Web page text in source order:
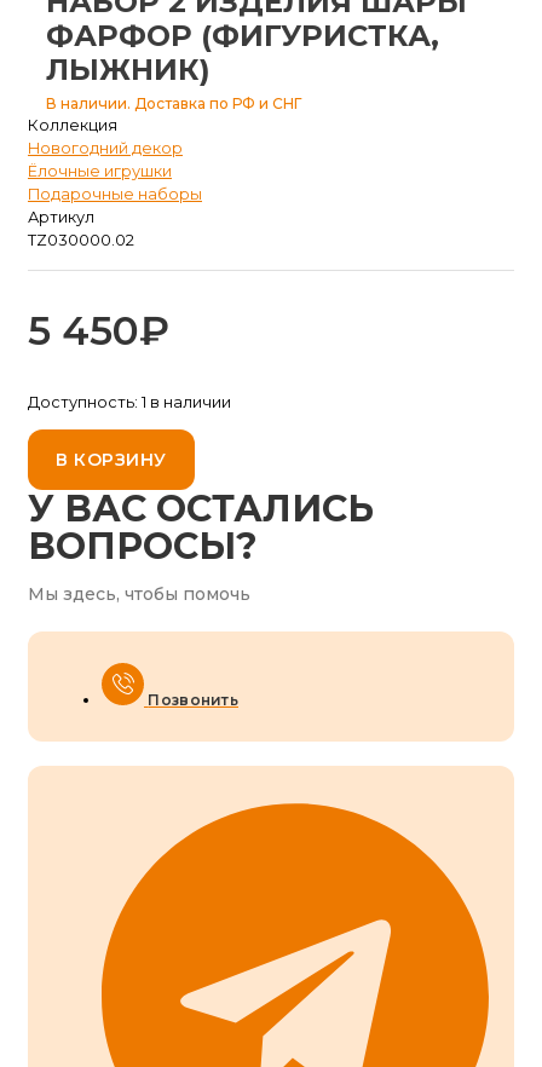
ФАРФОР (ФИГУРИСТКА,
ЛЫЖНИК)
В наличии. Доставка по РФ и СНГ
Коллекция
Новогодний декор
Ёлочные игрушки
Подарочные наборы
Артикул
TZ030000.02
5 450₽
Доступность: 1 в наличии
В КОРЗИНУ
У ВАС ОСТАЛИСЬ
ВОПРОСЫ?
Мы здесь, чтобы помочь
Позвонить